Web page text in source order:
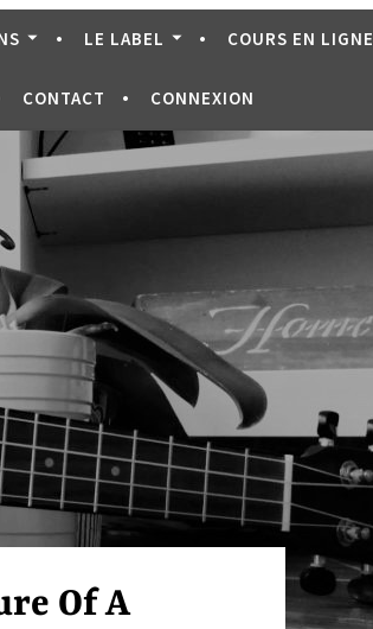
LE LABEL COURS EN LIGNE
CONTACT CONNEXION
Of A